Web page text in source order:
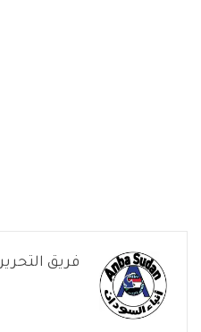
فريق التحرير